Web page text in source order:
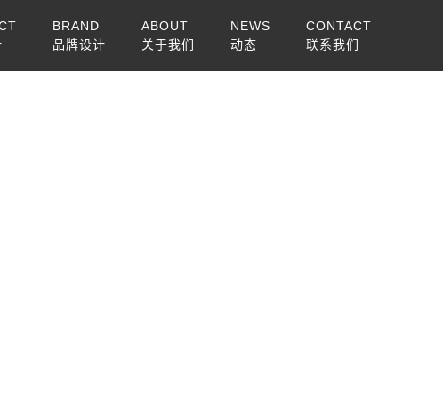
BRAND
品牌设计
ABOUT
关于我们
NEWS
动态
CONTACT
联系我们